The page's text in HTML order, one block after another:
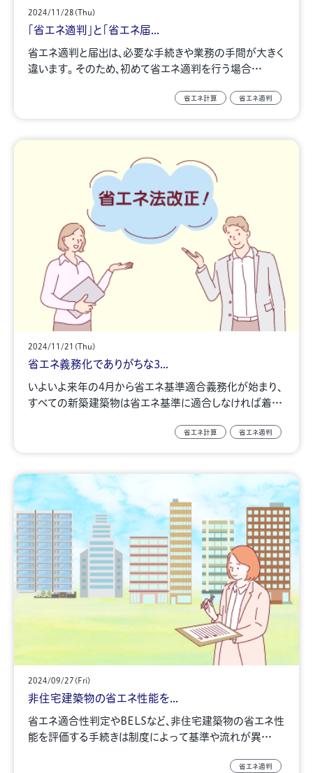
2024/11/28(Thu)
「省エネ適判」と「省エネ届...
省エネ適判と届出は、必要な手続きや業務の手間が大きく
違います。 そのため、初めて省エネ適判を行う場合…
省エネ計算 省エネ適判
2024/11/21(Thu)
省エネ義務化でありがちな3...
いよいよ来年の4月から省エネ基準適合義務化が始まり、
すべての新築建築物は省エネ基準に適合しなければ着…
省エネ計算 省エネ適判
2024/09/27(Fri)
非住宅建築物の省エネ性能を...
省エネ適合性判定やBELSなど、非住宅建築物の省エネ性
能を評価する手続きは制度によって基準や流れが異…
省エネ適判